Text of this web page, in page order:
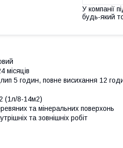
У компанії
будь-який
місяців
5 годин, повне висихання 12
(1л/8-14м2)
та мінеральних поверхонь
та зовнішніх робіт